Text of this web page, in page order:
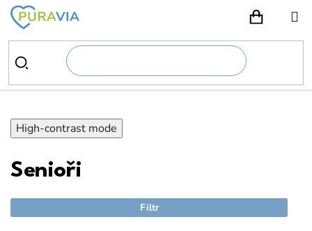
Přejít
obsah
High-contrast mode
Senioři
Filtr